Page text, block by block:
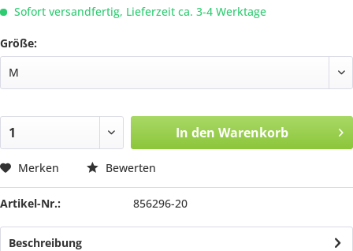
Sofort versandfertig, Lieferzeit ca. 3-4 Werktage
Größe:
In den Warenkorb
Merken Bewerten
Artikel-Nr.: 856296-20
Beschreibung